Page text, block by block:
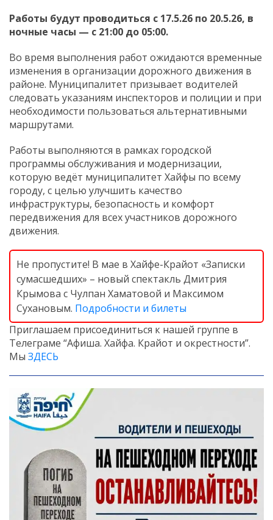
Работы будут проводиться с 17.5.26 по 20.5.26, в
ночные часы — с 21:00 до 05:00.
Во время выполнения работ ожидаются временные
изменения в организации дорожного движения в
районе. Муниципалитет призывает водителей
следовать указаниям инспекторов и полиции и при
необходимости пользоваться альтернативными
маршрутами.
Работы выполняются в рамках городской
программы обслуживания и модернизации,
которую ведёт муниципалитет Хайфы по всему
городу, с целью улучшить качество
инфраструктуры, безопасность и комфорт
передвижения для всех участников дорожного
движения.
Не пропустите! В мае в Хайфе-Крайот «Записки
сумасшедших» – новый спектакль Дмитрия
Крымова с Чулпан Хаматовой и Максимом
Сухановым. Подробности и билеты
Приглашаем присоединиться к нашей группе в
Телеграме “Афиша. Хайфа. Крайот и окрестности”.
Мы ЗДЕСЬ